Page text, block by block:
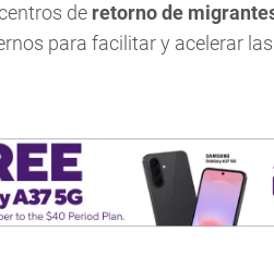
de retorno de
para facilitar y acelerar